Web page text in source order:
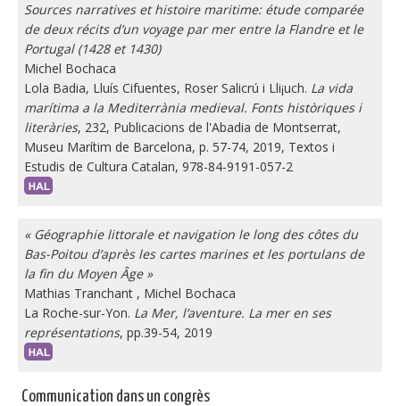
Sources narratives et histoire maritime: étude comparée
de deux récits d’un voyage par mer entre la Flandre et le
Portugal (1428 et 1430)
Michel Bochaca
Lola Badia, Lluís Cifuentes, Roser Salicrú i Lli¡uch. La vida
marítima a la Mediterrània medieval. Fonts històriques i
literàries, 232, Publicacions de l'Abadia de Montserrat,
Museu Marítim de Barcelona, p. 57-74, 2019, Textos i
Estudis de Cultura Catalan, 978-84-9191-057-2
« Géographie littorale et navigation le long des côtes du
Bas-Poitou d’après les cartes marines et les portulans de
la fin du Moyen Âge »
Mathias Tranchant , Michel Bochaca
La Roche-sur-Yon. La Mer, l’aventure. La mer en ses
représentations, pp.39-54, 2019
Communication dans un congrès